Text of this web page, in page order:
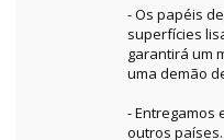
- Os papéis
superfícies
garantirá um
uma demão
- Entregamos
outros países.